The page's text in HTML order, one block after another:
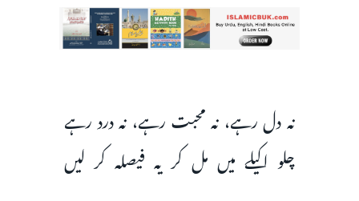
نہ دل رہے، نہ محبت رہے، نہ درد رہے
چلو اکیلے میں مل کر یہ فیصلہ کر لیں